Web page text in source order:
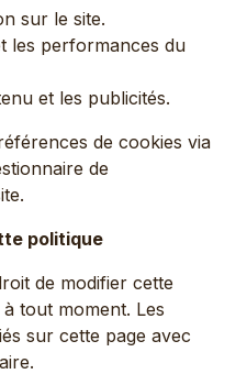
sur le site.
les performances du
et les publicités.
de cookies via
de
politique
de modifier cette
tout moment. Les
sur cette page avec